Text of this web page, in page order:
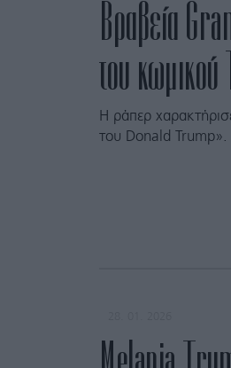
Βραβεία
του
Η ράπερ
του Donald Trump».